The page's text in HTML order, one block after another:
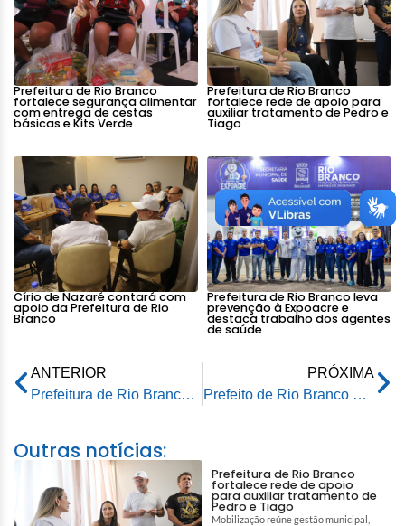
Prefeitura de Rio Branco
fortalece segurança alimentar
com entrega de cestas
básicas e Kits Verde
Prefeitura de Rio Branco
fortalece rede de apoio para
auxiliar tratamento de Pedro e
Tiago
Círio de Nazaré contará com
apoio da Prefeitura de Rio
Branco
Prefeitura de Rio Branco leva
prevenção à Expoacre e
destaca trabalho dos agentes
de saúde
ANTERIOR
Prefeitura de Rio Branco reforça apoio ao produtor rural durante VI Congresso Internacional de Pecuária Leiteira da Amazônia Ocidental
PRÓXIMA
Prefeito de Rio Branco participa da entrega de projeto de eficiência energética ao Hospital de Amor
Outras notícias:
Prefeitura de Rio Branco
fortalece rede de apoio
para auxiliar tratamento de
Pedro e Tiago
Mobilização reúne gestão municipal,